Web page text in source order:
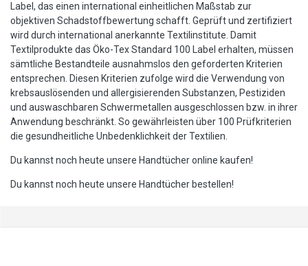
Label, das einen international einheitlichen Maßstab zur
objektiven Schadstoffbewertung schafft. Geprüft und zertifiziert
wird durch international anerkannte Textilinstitute. Damit
Textilprodukte das Öko-Tex Standard 100 Label erhalten, müssen
sämtliche Bestandteile ausnahmslos den geforderten Kriterien
entsprechen. Diesen Kriterien zufolge wird die Verwendung von
krebsauslösenden und allergisierenden Substanzen, Pestiziden
und auswaschbaren Schwermetallen ausgeschlossen bzw. in ihrer
Anwendung beschränkt. So gewährleisten über 100 Prüfkriterien
die gesundheitliche Unbedenklichkeit der Textilien.
Du kannst noch heute unsere Handtücher online kaufen!
Du kannst noch heute unsere Handtücher bestellen!